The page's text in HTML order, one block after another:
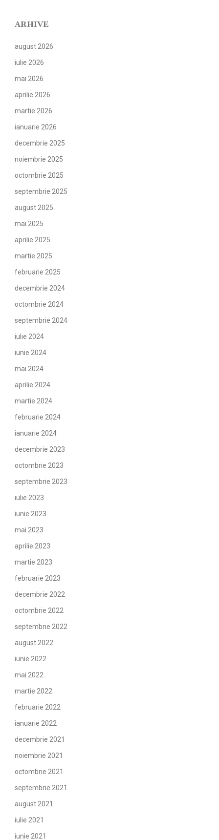
ARHIVE
august 2026
iulie 2026
mai 2026
aprilie 2026
martie 2026
ianuarie 2026
decembrie 2025
noiembrie 2025
octombrie 2025
septembrie 2025
august 2025
mai 2025
aprilie 2025
martie 2025
februarie 2025
decembrie 2024
octombrie 2024
septembrie 2024
iulie 2024
iunie 2024
mai 2024
aprilie 2024
martie 2024
februarie 2024
ianuarie 2024
decembrie 2023
octombrie 2023
septembrie 2023
iulie 2023
iunie 2023
mai 2023
aprilie 2023
martie 2023
februarie 2023
decembrie 2022
octombrie 2022
septembrie 2022
august 2022
iunie 2022
mai 2022
martie 2022
februarie 2022
ianuarie 2022
decembrie 2021
noiembrie 2021
octombrie 2021
septembrie 2021
august 2021
iulie 2021
iunie 2021